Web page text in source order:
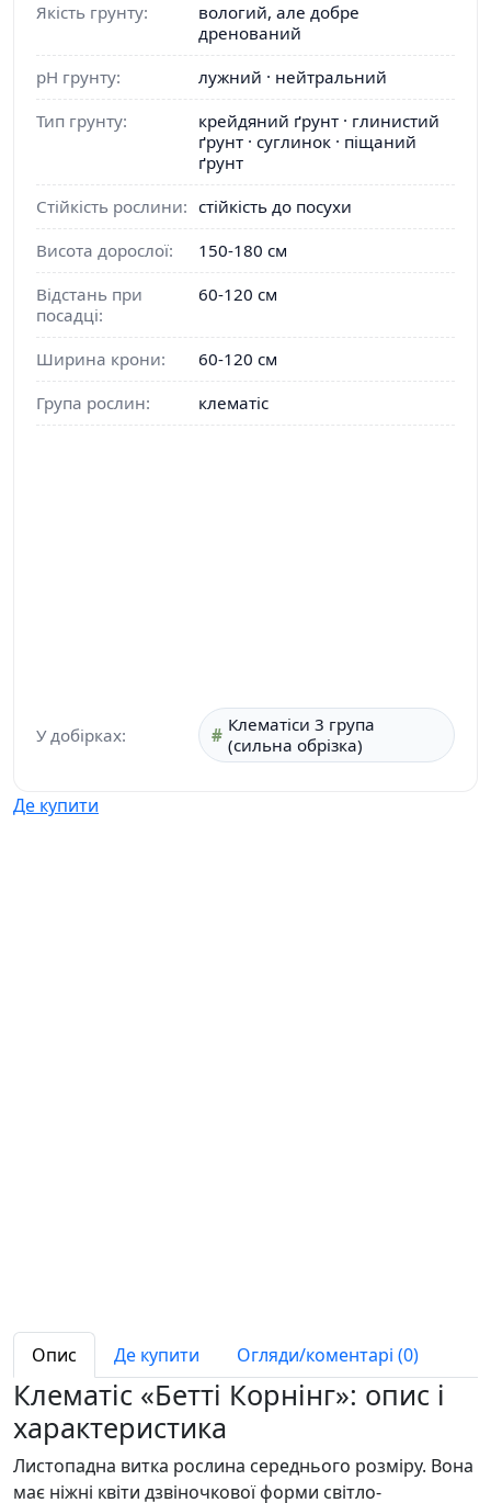
Якість грунту:
вологий, але добре
дренований
pH грунту:
лужний · нейтральний
Тип грунту:
крейдяний ґрунт · глинистий
ґрунт · суглинок · піщаний
ґрунт
Стійкість рослини: стійкість до посухи
Висота дорослої:
150-180 см
Відстань при
посадці:
60-120 см
Ширина крони:
60-120 см
Група рослин:
клематіс
У добірках:
Клематіси 3 група
(сильна обрізка)
Де купити
Опис Де купити Огляди/коментарі (0)
Клематіс «Бетті Корнінг»: опис і
характеристика
Листопадна витка рослина середнього розміру. Вона
має ніжні квіти дзвіночкової форми світло-